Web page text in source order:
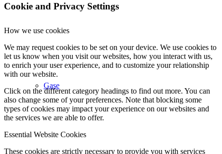
Gase
Cookie and Privacy Settings
How we use cookies
We may request cookies to be set on your device. We use cookies to
let us know when you visit our websites, how you interact with us,
to enrich your user experience, and to customize your relationship
with our website.
Click on the different category headings to find out more. You can
also change some of your preferences. Note that blocking some
types of cookies may impact your experience on our websites and
the services we are able to offer.
Essential Website Cookies
These cookies are strictly necessary to provide you with services